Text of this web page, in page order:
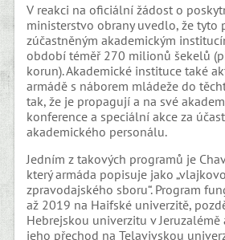
V reakci na oficiální žádost o
ministerstvo obrany uvedlo, že tyto
zúčastněným akademickým
období téměř 270 milionů šekelů
korun). Akademické instituce také
armádě s náborem mládeže do
tak, že je propagují a na své
konference a speciální akce za
akademického personálu.
Jedním z takových programů je
který armáda popisuje jako
zpravodajského sboru“. Program
až 2019 na Haifské univerzitě,
Hebrejskou univerzitu v
jeho přechod na Telavivskou